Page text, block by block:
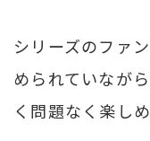
シリーズのファ
められていなが
く問題なく楽し